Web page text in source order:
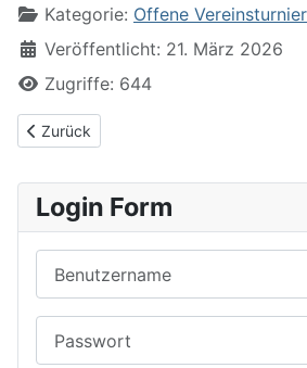
Kategorie: Offene
Veröffentlicht: 21. März 2026
Zugriffe: 644
Vorheriger Beitrag: 10. Dr. Manfred
Zurück
Login Form